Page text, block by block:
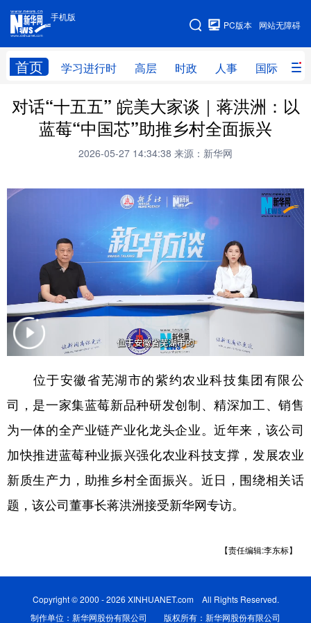
手机版
网站无障碍
PC版本
首页 学习进行时 高层 时政 人事 国际 财
手机版
网站地图
学习进行时 高层 时政 人事
国际 财经 网评 港澳
全球连线
科技 科创 量子 体育
军事
访谈 视频 图片
法律 中央文件 金融
食品 人居 信息化 数字经济
学术中国 乡村振兴 银龄
彩票 娱乐 时尚 悦读
公益 一带一路 亚太网 上市公司
文化产业
地方频道
浙江 安徽 福建 江西
对话“十五五” 皖美大家谈｜蒋洪洲：以
蓝莓“中国芯”助推乡村全面振兴
2026-05-27 14:34:38 来源：新华网
位于安徽省芜湖市的紫约农业科技集团有限公
司，是一家集蓝莓新品种研发创制、精深加工、销售
为一体的全产业链产业化龙头企业。近年来，该公司
加快推进蓝莓种业振兴强化农业科技支撑，发展农业
新质生产力，助推乡村全面振兴。近日，围绕相关话
题，该公司董事长蒋洪洲接受新华网专访。
【责任编辑:李东标】
Copyright © 2000 - 2026 XINHUANET.com All Rights Reserved.
制作单位：新华网股份有限公司 版权所有：新华网股份有限公司